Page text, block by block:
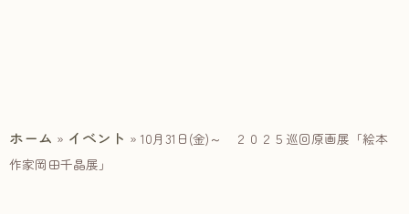
ホーム » イベント » 10月31日(金)～ ２０２５巡回原画展「絵本
作家岡田千晶展」